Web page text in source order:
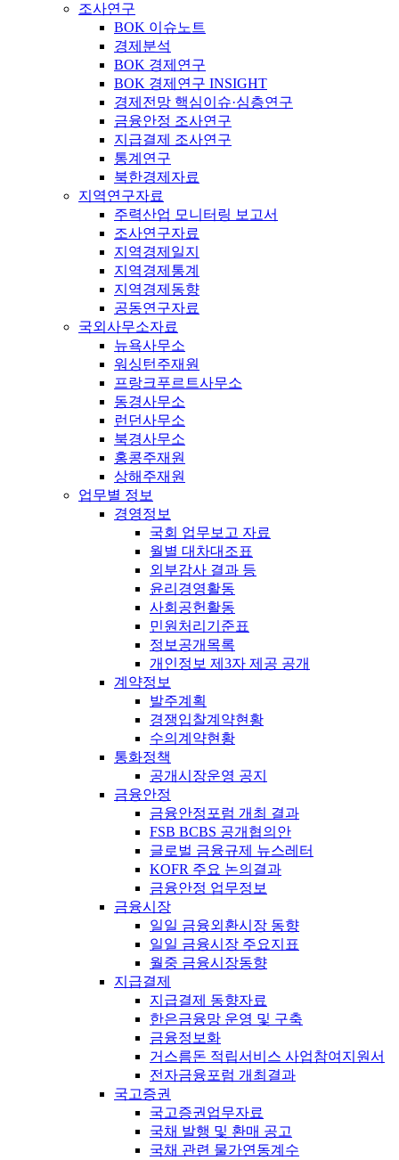
조사연구
BOK 이슈노트
경제분석
BOK 경제연구
BOK 경제연구 INSIGHT
경제전망 핵심이슈·심층연구
금융안정 조사연구
지급결제 조사연구
통계연구
북한경제자료
지역연구자료
주력산업 모니터링 보고서
조사연구자료
지역경제일지
지역경제통계
지역경제동향
공동연구자료
국외사무소자료
뉴욕사무소
워싱턴주재원
프랑크푸르트사무소
동경사무소
런던사무소
북경사무소
홍콩주재원
상해주재원
업무별 정보
경영정보
국회 업무보고 자료
월별 대차대조표
외부감사 결과 등
윤리경영활동
사회공헌활동
민원처리기준표
정보공개목록
개인정보 제3자 제공 공개
계약정보
발주계획
경쟁입찰계약현황
수의계약현황
통화정책
공개시장운영 공지
금융안정
금융안정포럼 개최 결과
FSB BCBS 공개협의안
글로벌 금융규제 뉴스레터
KOFR 주요 논의결과
금융안정 업무정보
금융시장
일일 금융외환시장 동향
일일 금융시장 주요지표
월중 금융시장동향
지급결제
지급결제 동향자료
한은금융망 운영 및 구축
금융정보화
거스름돈 적립서비스 사업참여지원서
전자금융포럼 개최결과
국고증권
국고증권업무자료
국채 발행 및 환매 공고
국채 관련 물가연동계수